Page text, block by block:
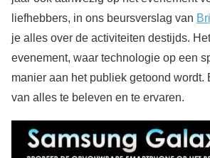
liefhebbers, in ons beursverslag van
je alles over de activiteiten destijds.
evenement, waar technologie op een
manier aan het publiek getoond wordt.
van alles te beleven en te ervaren.